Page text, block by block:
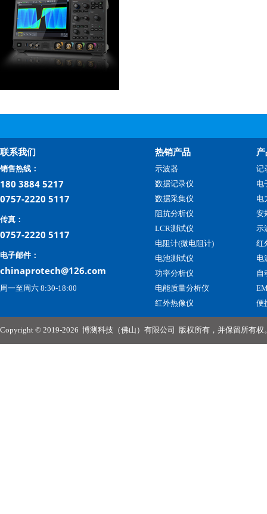
联系我们
销售热线：
180 3884 5217
0757-2220 5117
传真：
0757-2220 5117
电子邮件：
chinaprotech@126.com
周一至周六 8:30-18:00
热销产品
示波器
数据记录仪
数据采集仪
阻抗分析仪
LCR测试仪
电阻计(微电阻计)
电池测试仪
功率分析仪
电能质量分析仪
红外热像仪
记
电
电
安
示
红
电
自
便
Copyright © 2019-2026 博测科技（佛山）有限公司 版权所有，并保留所有